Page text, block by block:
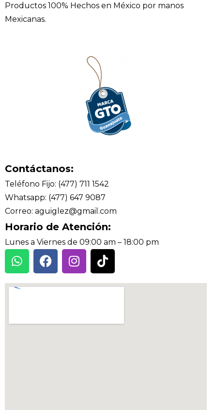
Productos 100% Hechos en México por manos
Mexicanas.
Contáctanos:
Teléfono Fijo: (477) 711 1542
Whatsapp: (477) 647 9087
Correo: aguiglez@gmail.com
Horario de Atención:
Lunes a Viernes de 09:00 am – 18:00 pm